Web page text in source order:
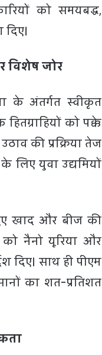
को समयबद्ध,
विशेष जोर
के अंतर्गत स्वीकृत
को पक्के
की प्रक्रिया तेज
लिए युवा उद्यमियों
खाद और बीज की
को नैनो यूरिया और
दिए। साथ ही पीएम
का शत-प्रतिशत